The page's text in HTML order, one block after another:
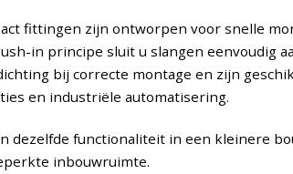
fittingen zijn ontworpen voor snelle
in principe sluit u slangen eenvoudig
bij correcte montage en zijn
en industriële automatisering.
dezelfde functionaliteit in een kleinere
inbouwruimte.